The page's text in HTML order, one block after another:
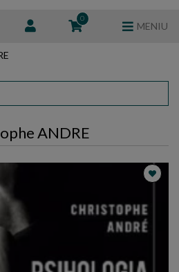
0
MENIU
ANDRE